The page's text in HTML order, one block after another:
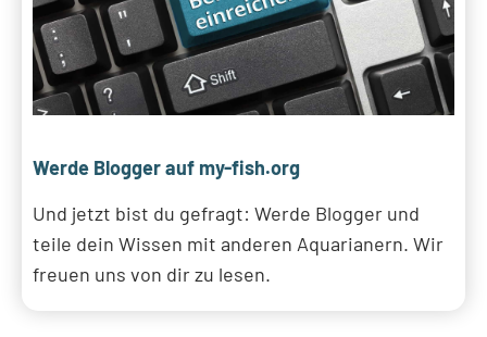
Werde Blogger auf my-fish.org
Und jetzt bist du gefragt: Werde Blogger und
teile dein Wissen mit anderen Aquarianern. Wir
freuen uns von dir zu lesen.